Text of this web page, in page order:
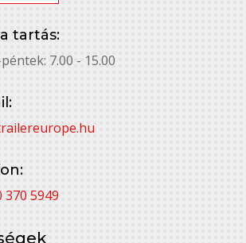
tartás:
7.00 - 15.00
370 5949